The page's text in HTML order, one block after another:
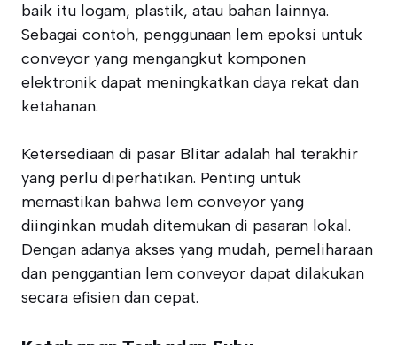
baik itu logam, plastik, atau bahan lainnya.
Sebagai contoh, penggunaan lem epoksi untuk
conveyor yang mengangkut komponen
elektronik dapat meningkatkan daya rekat dan
ketahanan.
Ketersediaan di pasar Blitar adalah hal terakhir
yang perlu diperhatikan. Penting untuk
memastikan bahwa lem conveyor yang
diinginkan mudah ditemukan di pasaran lokal.
Dengan adanya akses yang mudah, pemeliharaan
dan penggantian lem conveyor dapat dilakukan
secara efisien dan cepat.